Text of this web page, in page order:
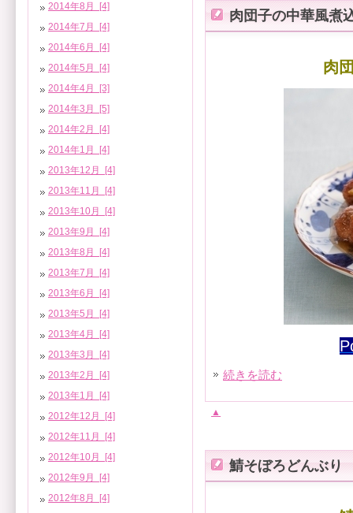
肉団子の中華風煮
肉
続きを読む
▲
鯖そぼろどんぶり
2014年8月 [4]
2014年7月 [4]
2014年6月 [4]
2014年5月 [4]
2014年4月 [3]
2014年3月 [5]
2014年2月 [4]
2014年1月 [4]
2013年12月 [4]
2013年11月 [4]
2013年10月 [4]
2013年9月 [4]
2013年8月 [4]
2013年7月 [4]
2013年6月 [4]
2013年5月 [4]
2013年4月 [4]
2013年3月 [4]
2013年2月 [4]
2013年1月 [4]
2012年12月 [4]
2012年11月 [4]
2012年10月 [4]
2012年9月 [4]
2012年8月 [4]